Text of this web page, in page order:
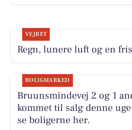
VEJRET
Regn, lunere luft og en
BOLIGMARKED
Bruunsmindevej 2 og 1
kommet til salg denne
se boligerne her.